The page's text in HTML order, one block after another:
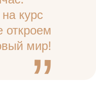
курс
откроем
мир!
“